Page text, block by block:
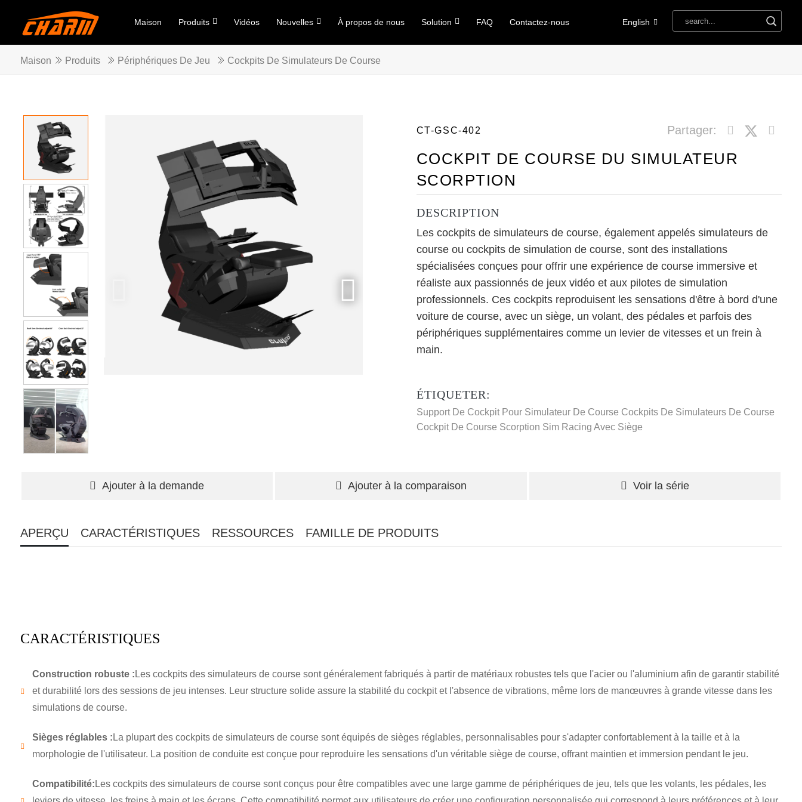
Maison Produits Vidéos Nouvelles À propos de nous Solution FAQ Contactez-nous English
Maison Produits Périphériques De Jeu Cockpits De Simulateurs De Course
CT-GSC-402 Partager:
COCKPIT DE COURSE DU SIMULATEUR
SCORPTION
DESCRIPTION
Les cockpits de simulateurs de course, également appelés simulateurs de
course ou cockpits de simulation de course, sont des installations
spécialisées conçues pour offrir une expérience de course immersive et
réaliste aux passionnés de jeux vidéo et aux pilotes de simulation
professionnels. Ces cockpits reproduisent les sensations d'être à bord d'une
voiture de course, avec un siège, un volant, des pédales et parfois des
périphériques supplémentaires comme un levier de vitesses et un frein à
main.
ÉTIQUETER:
Support De Cockpit Pour Simulateur De Course Cockpits De Simulateurs De Course
Cockpit De Course Scorption Sim Racing Avec Siège
Ajouter à la demande Ajouter à la comparaison Voir la série
APERÇU CARACTÉRISTIQUES RESSOURCES FAMILLE DE PRODUITS
CARACTÉRISTIQUES
Construction robuste : Les cockpits des simulateurs de course sont généralement fabriqués à partir de matériaux robustes tels que l'acier ou l'aluminium afin de garantir stabilité
et durabilité lors des sessions de jeu intenses. Leur structure solide assure la stabilité du cockpit et l'absence de vibrations, même lors de manœuvres à grande vitesse dans les
simulations de course.
Sièges réglables : La plupart des cockpits de simulateurs de course sont équipés de sièges réglables, personnalisables pour s'adapter confortablement à la taille et à la
morphologie de l'utilisateur. La position de conduite est conçue pour reproduire les sensations d'un véritable siège de course, offrant maintien et immersion pendant le jeu.
Compatibilité: Les cockpits des simulateurs de course sont conçus pour être compatibles avec une large gamme de périphériques de jeu, tels que les volants, les pédales, les
×
SOUMETTRE UNE DEMANDE